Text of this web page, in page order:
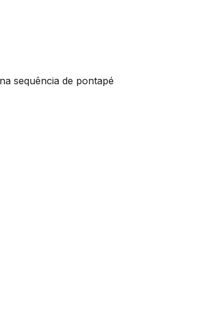
sequência de pontapé